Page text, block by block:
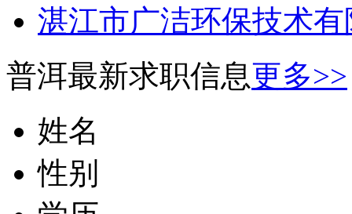
湛江市广洁环保技术
普洱最新求职信息更多>>
姓名
性别